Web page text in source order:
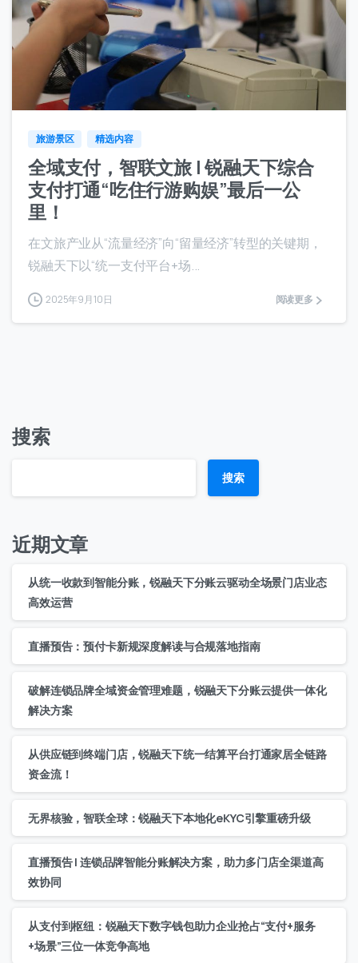
9
旅游景区 精选内容
全域支付，智联文旅 | 锐融天下综合
支付打通“吃住行游购娱”最后一公
里！​
在文旅产业从“流量经济”向“留量经济”转型的关键期，
锐融天下以“统一支付平台+场...
2025年9月10日 阅读更多
搜索
搜索
近期文章
从统一收款到智能分账，锐融天下分账云驱动全场景门店业态
高效运营
直播预告：预付卡新规深度解读与合规落地指南
破解连锁品牌全域资金管理难题，锐融天下分账云提供一体化
解决方案
从供应链到终端门店，锐融天下统一结算平台打通家居全链路
资金流！
无界核验，智联全球：锐融天下本地化eKYC引擎重磅升级
直播预告 | 连锁品牌智能分账解决方案，助力多门店全渠道高
效协同
从支付到枢纽：锐融天下数字钱包助力企业抢占“支付+服务
+场景”三位一体竞争高地